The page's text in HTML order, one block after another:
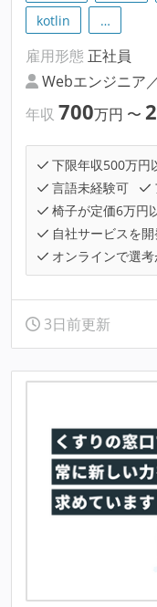
kotlin
…
雇用形態 正社員
Webエンジニア
年収 700万円 〜
下限年収500万円
言語未経験可
椅子が定価6万円
自社サービスを開
オンラインで選
3日前更新